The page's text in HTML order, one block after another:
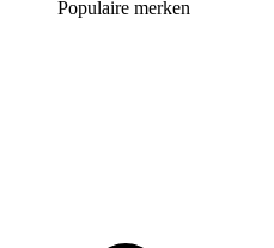
Populaire merken